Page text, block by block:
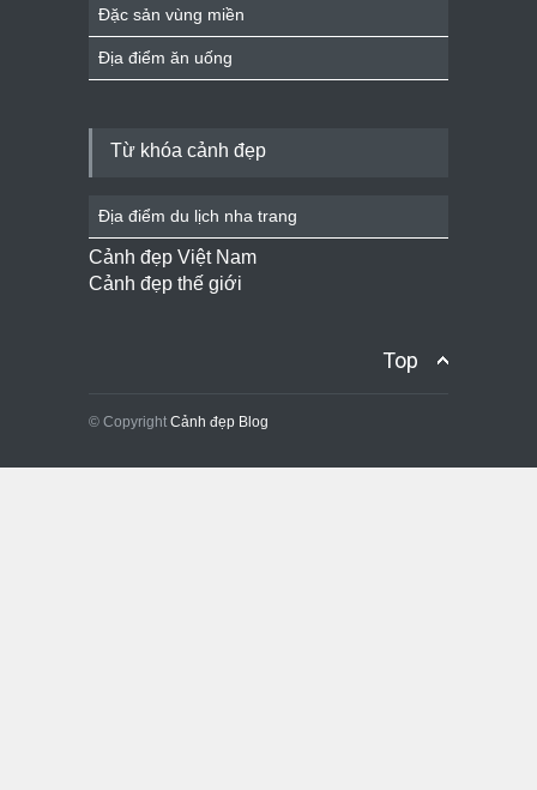
Đặc sản vùng miền
Địa điểm ăn uống
Từ khóa cảnh đẹp
Địa điểm du lịch nha trang
Cảnh đẹp Việt Nam
Cảnh đẹp thế giới
Top
© Copyright Cảnh đẹp Blog